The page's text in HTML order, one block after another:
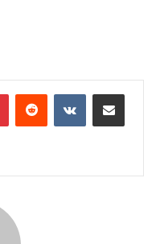
PinterestReddit VKontakteShare via Email